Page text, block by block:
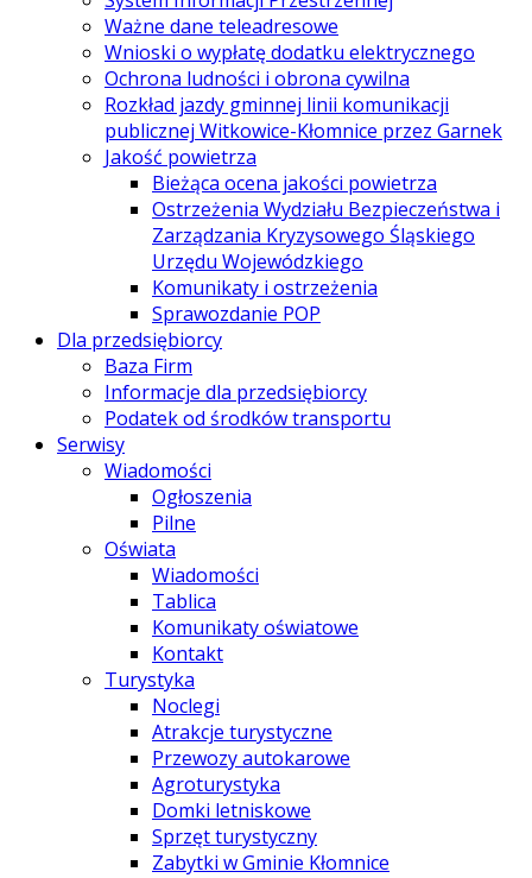
Ważne dane teleadresowe
Wnioski o wypłatę dodatku elektrycznego
Ochrona ludności i obrona cywilna
Rozkład jazdy gminnej linii komunikacji
publicznej Witkowice-Kłomnice przez Garnek
Jakość powietrza
Bieżąca ocena jakości powietrza
Ostrzeżenia Wydziału Bezpieczeństwa i
Zarządzania Kryzysowego Śląskiego
Urzędu Wojewódzkiego
Komunikaty i ostrzeżenia
Sprawozdanie POP
Dla przedsiębiorcy
Baza Firm
Informacje dla przedsiębiorcy
Podatek od środków transportu
Serwisy
Wiadomości
Ogłoszenia
Pilne
Oświata
Wiadomości
Tablica
Komunikaty oświatowe
Kontakt
Turystyka
Noclegi
Atrakcje turystyczne
Przewozy autokarowe
Agroturystyka
Domki letniskowe
Sprzęt turystyczny
Zabytki w Gminie Kłomnice